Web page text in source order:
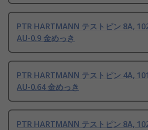
PTR HARTMANN テストピン 8A,
AU-0.9 金めっき
PTR HARTMANN テストピン 4A,
AU-0.64 金めっき
PTR HARTMANN テストピン 8A,